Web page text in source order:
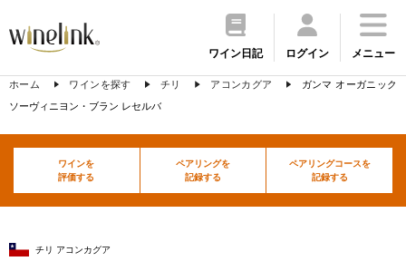
ワイン日記 ログイン メニュー
ホーム ワインを探す チリ アコンカグア
ガンマ オーガニック
ソーヴィニヨン・ブラン レセルバ
ワインを
評価する
ペアリングを
記録する
ペアリングコースを
記録する
チリ アコンカグア